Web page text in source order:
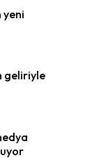
yeni
geliriyle